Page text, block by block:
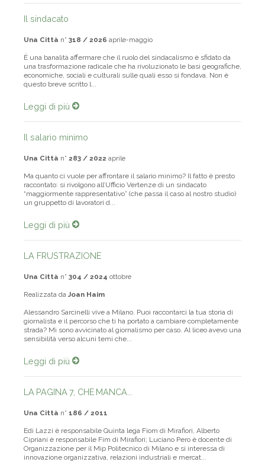
Il sindacato
Una Città n° 318 / 2026 aprile-maggio
È una banalità affermare che il ruolo del sindacalismo è sfidato da
una trasformazione radicale che ha rivoluzionato le basi geografiche,
economiche, sociali e culturali sulle quali esso si fondava. Non è
questo breve scritto l...
Leggi di più
Il salario minimo
Una Città n° 283 / 2022 aprile
Ma quanto ci vuole per affrontare il salario minimo? Il fatto è presto
raccontato: si rivolgono all’Ufficio Vertenze di un sindacato
“maggiormente rappresentativo” (che passa il caso al nostro studio)
un gruppetto di lavoratori d...
Leggi di più
LA FRUSTRAZIONE
Una Città n° 304 / 2024 ottobre
Realizzata da Joan Haim
Alessandro Sarcinelli vive a Milano. Puoi raccontarci la tua storia di
giornalista e il percorso che ti ha portato a cambiare completamente
strada? Mi sono avvicinato al giornalismo per caso. Al liceo avevo una
sensibilità verso alcuni temi che...
Leggi di più
LA PAGINA 7, CHE MANCA...
Una Città n° 186 / 2011
Edi Lazzi è responsabile Quinta lega Fiom di Mirafiori, Alberto
Cipriani è responsabile Fim di Mirafiori; Luciano Pero è docente di
Organizzazione per il Mip Politecnico di Milano e si interessa di
innovazione organizzativa, relazioni industriali e mercat...